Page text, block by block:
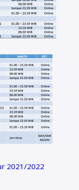
2021/2022